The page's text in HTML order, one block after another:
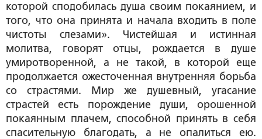
которой сподобилась душа своим покаянием, и
того, что она принята и начала входить в поле
чистоты слезами». Чистейшая и истинная
молитва, говорят отцы, рождается в душе
умиротворенной, а не такой, в которой еще
продолжается ожесточенная внутренняя борьба
со страстями. Мир же душевный, угасание
страстей есть порождение души, орошенной
покаянным плачем, способной принять в себя
спасительную благодать, а не опалиться ею.